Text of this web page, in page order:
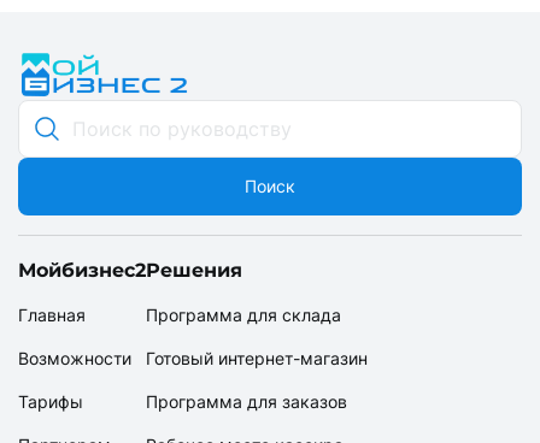
Поиск
Мойбизнес2
Главная
Возможности
Тарифы
Решения
Программа для склада
Готовый интернет-магазин
Программа для заказов